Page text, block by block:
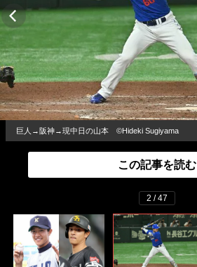
巨人→阪神→現中日の山本 ©Hideki Sugiyama
この記事を読む
2 / 47